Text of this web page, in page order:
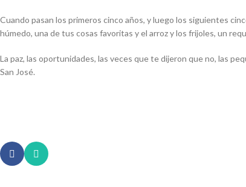
Cuando pasan los primeros cinco años, y luego los siguientes
húmedo, una de tus cosas favoritas y el arroz y los frijoles, un
La paz, las oportunidades, las veces que te dijeron que no, las
San José.